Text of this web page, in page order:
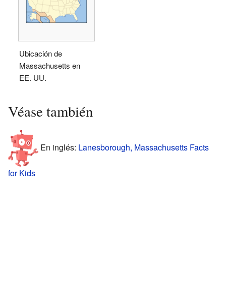
Ubicación de
Massachusetts en
EE. UU.
Véase también
En inglés: Lanesborough, Massachusetts Facts
for Kids